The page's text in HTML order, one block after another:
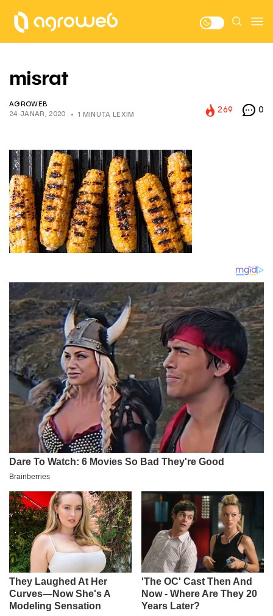
misrat
AGROWEB
24 JANAR, 2020
1 MINUTA LEXIM
269 0